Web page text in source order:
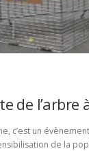
de l’arbre
c’est un
de la